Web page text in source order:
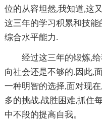
位的从容坦然,我知道,这
这三年的学习积累和技
综合水平能力.
经过这三年的锻炼,
向社会还是不够的.因此,
一种明智的选择,面对现
多的挑战,战胜困难,抓住
中不段的提高自我。